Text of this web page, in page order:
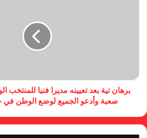
برهان تية بعد تعيينه مديرا فنيا للمنتخب
صعبة وأدعو الجميع لوضع الوطن في